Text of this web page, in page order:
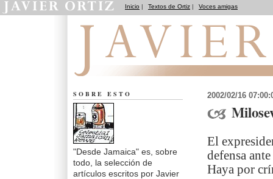
Inicio | Textos de Ortiz | Voces amigas
2002/02/16
El
defensa
Haya por
SOBRE ESTO
"Desde Jamaica" es, sobre
todo, la selección de
artículos escritos por Javier